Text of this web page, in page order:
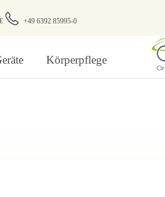
+49 6392 85995-0
Körperpflege